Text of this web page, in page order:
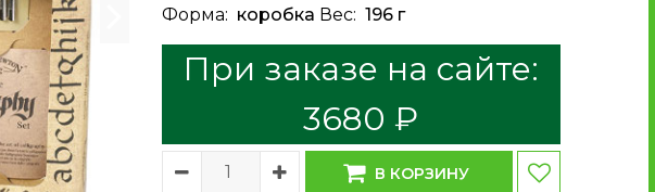
Форма: коробка Вес: 196 г
При заказе на сайте:
3680 ₽
В КОРЗИНУ